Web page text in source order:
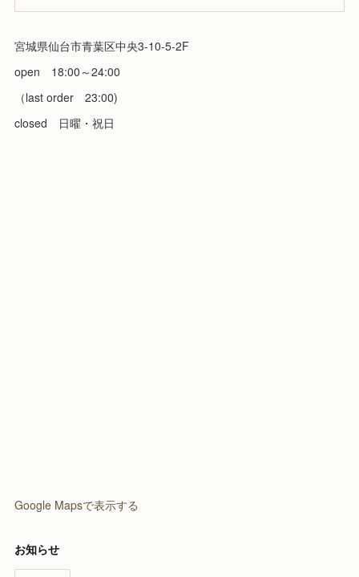
宮城県仙台市青葉区中央3-10-5-2F
open 18:00～24:00
（last order 23:00)
closed 日曜・祝日
Google Mapsで表示する
お知らせ